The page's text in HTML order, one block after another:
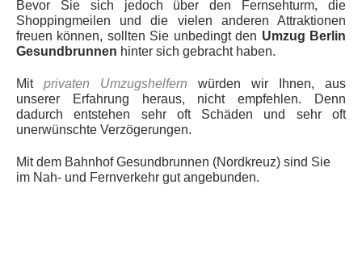
Bevor Sie sich jedoch über den Fernsehturm, die
Shoppingmeilen und die vielen anderen Attraktionen
freuen können, sollten Sie unbedingt den Umzug Berlin
Gesundbrunnen hinter sich gebracht haben.
Mit privaten Umzugshelfern würden wir Ihnen, aus
unserer Erfahrung heraus, nicht empfehlen. Denn
dadurch entstehen sehr oft Schäden und sehr oft
unerwünschte Verzögerungen.
Mit dem Bahnhof Gesundbrunnen (Nordkreuz) sind Sie
im Nah- und Fernverkehr gut angebunden.